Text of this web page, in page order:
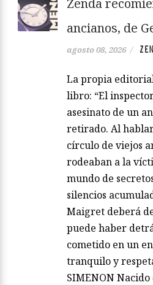
ancianos, de
agosto 08, 2026 /
La propia
libro: “El
asesinato de un
retirado. Al
círculo de viejos
rodeaban a la
mundo de
silencios
Maigret deberá
puede haber
cometido en un
tranquilo y
SIMENON